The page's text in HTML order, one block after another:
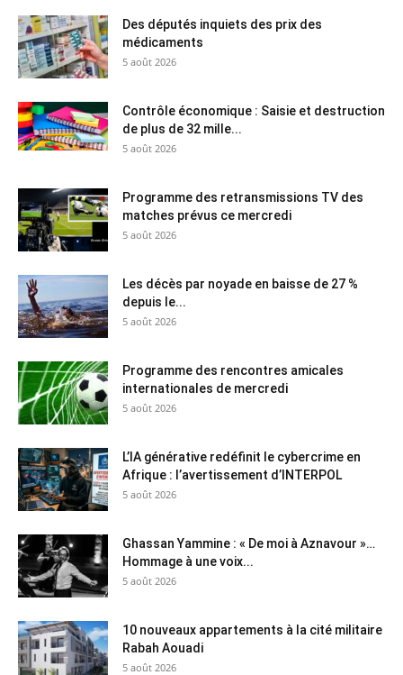
Des députés inquiets des prix des
médicaments
5 août 2026
Contrôle économique : Saisie et destruction
de plus de 32 mille...
5 août 2026
Programme des retransmissions TV des
matches prévus ce mercredi
5 août 2026
Les décès par noyade en baisse de 27 %
depuis le...
5 août 2026
Programme des rencontres amicales
internationales de mercredi
5 août 2026
L’IA générative redéfinit le cybercrime en
Afrique : l’avertissement d’INTERPOL
5 août 2026
Ghassan Yammine : « De moi à Aznavour »…
Hommage à une voix...
5 août 2026
10 nouveaux appartements à la cité militaire
Rabah Aouadi
5 août 2026